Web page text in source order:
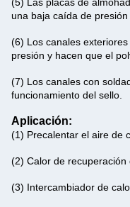
una baja caída de presión
(6) Los canales
presión y hacen que el
(7) Los canales con
funcionamiento del sello.
Aplicación:
(1) Precalentar el aire de
(2) Calor de recuperación
(3) Intercambiador de